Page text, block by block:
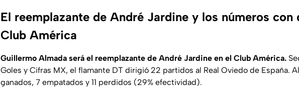
El reemplazante de André Jardine y los números con
Club América
Guillermo Almada será el reemplazante de André Jardine en el Club América.
Goles y Cifras MX, el flamante DT dirigió 22 partidos al Real Oviedo de España.
ganados, 7 empatados y 11 perdidos (29% efectividad).